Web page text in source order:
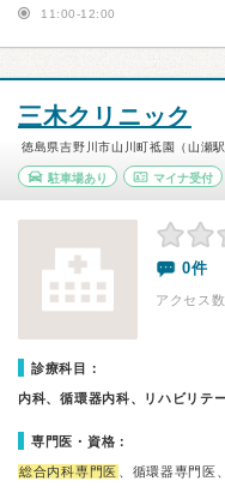
11:00-12:00
三木クリニック
徳島県吉野川市山川町祗園（山瀬駅
駐車場あり マイナ受付
0件
アクセス
診療科目：
内科、循環器内科、リハビリテ
専門医・資格：
総合内科専門医 、循環器専門医